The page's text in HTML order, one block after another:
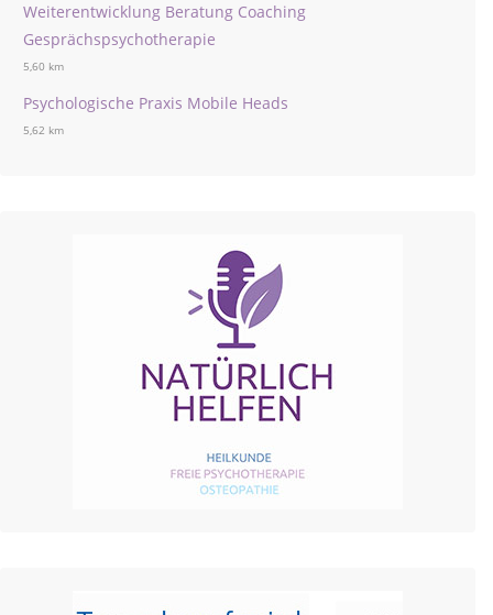
Weiterentwicklung Beratung Coaching
Gesprächspsychotherapie
5,60 km
Psychologische Praxis Mobile Heads
5,62 km